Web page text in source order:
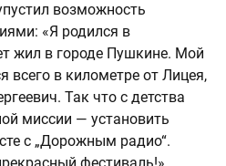
возможность
«Я родился в
жил в городе Пушкине. Мой
всего в километре от Лицея,
Так что с детства
миссии — установить
с „Дорожным радио“.